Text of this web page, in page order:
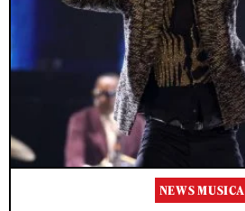
NEWS MUSICA